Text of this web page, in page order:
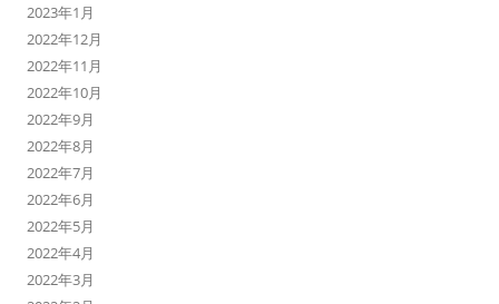
2023年1月
2022年12月
2022年11月
2022年10月
2022年9月
2022年8月
2022年7月
2022年6月
2022年5月
2022年4月
2022年3月